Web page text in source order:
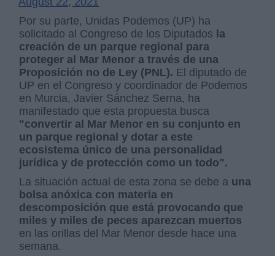
Por su parte, Unidas Podemos (UP) ha
solicitado al Congreso de los Diputados la
creación de un parque regional para
proteger al Mar Menor a través de una
Proposición no de Ley (PNL). El diputado de
UP en el Congreso y coordinador de Podemos
en Murcia, Javier Sánchez Serna, ha
manifestado que esta propuesta busca
"convertir al Mar Menor en su conjunto en
un parque regional y dotar a este
ecosistema único de una personalidad
jurídica y de protección como un todo".
La situación actual de esta zona se debe a una
bolsa anóxica con materia en
descomposición que está provocando que
miles y miles de peces aparezcan muertos
en las orillas del Mar Menor desde hace una
semana.